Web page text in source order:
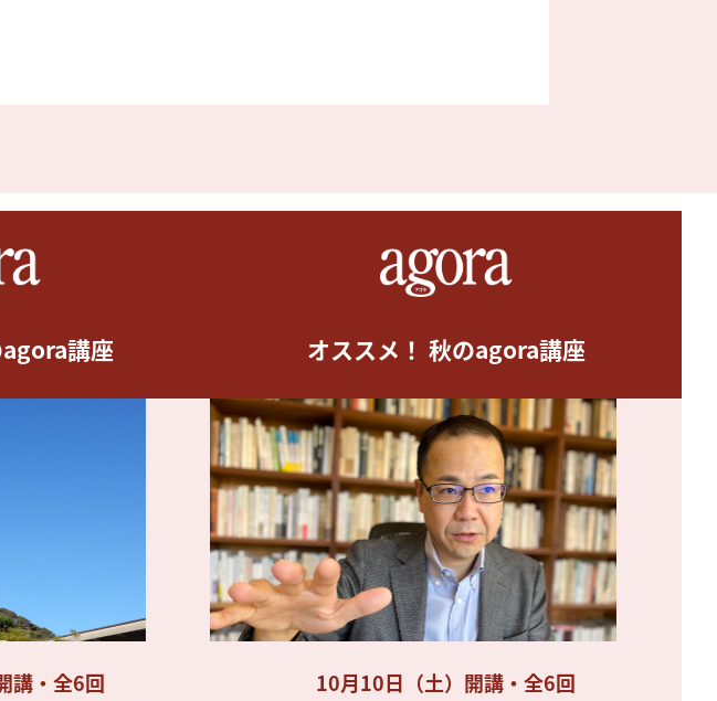
講座
講・全6回
オススメ！ 秋のagora講座
10月10日（土）開講・全6回